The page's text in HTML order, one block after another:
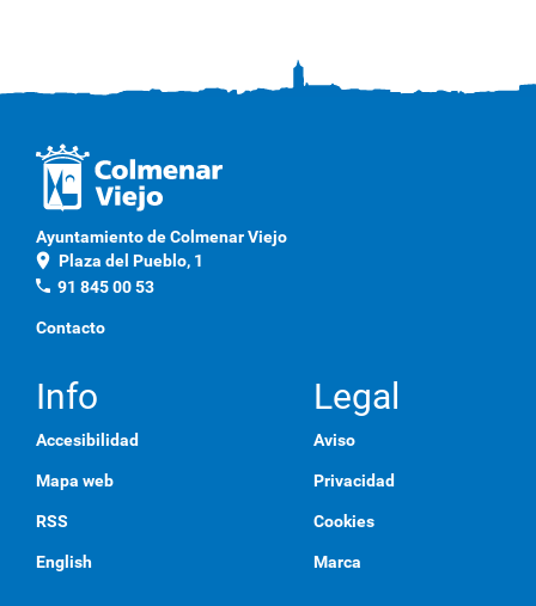
Ayuntamiento de Colmenar Viejo
location_on Plaza del Pueblo, 1
phone 91 845 00 53
Contacto
Info
Accesibilidad
Mapa web
RSS
English
Legal
Aviso
Privacidad
Cookies
Marca